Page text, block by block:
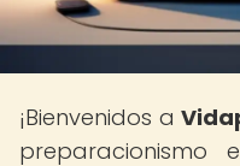
¡Bienvenidos a